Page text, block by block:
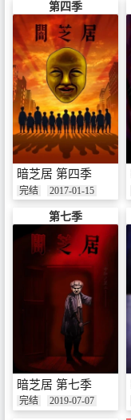
第四季
暗芝居 第四季
完结 2017-01-15
第七季
暗芝居 第七季
完结 2019-07-07